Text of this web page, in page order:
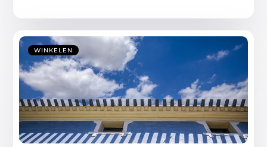
WINKELEN